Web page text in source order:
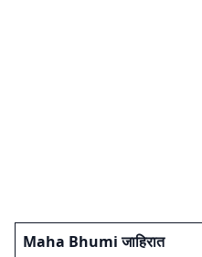
Maha Bhumi जाहिरात